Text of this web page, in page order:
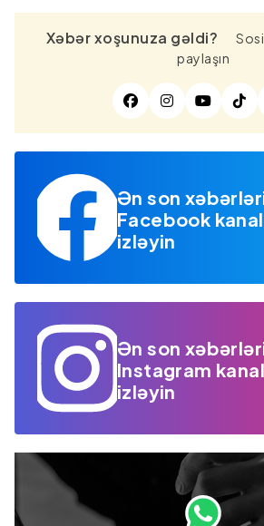
Xəbər xoşunuza gəldi?
paylaşın
Ən son
Facebook
izləyin
Ən son
Instagram
izləyin